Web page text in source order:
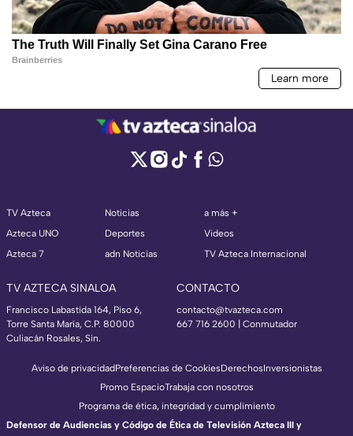
TV Azteca
Azteca UNO
Azteca 7
Noticias
Deportes
adn Noticias
a más +
Videos
TV Azteca Internacional
TV AZTECA SINALOA
Francisco Labastida 164, Piso 6,
Torre Santa María, C.P. 80000
Culiacán Rosales, Sin.
CONTACTO
contacto@tvazteca.com
667 716 2600 | Conmutador
Aviso de privacidadPreferencias de CookiesDerechosInversionistas
Promo EspacioTrabaja con nosotros
Programa de ética, integridad y cumplimiento
Defensor de Audiencias y Código de Ética de Televisión Azteca III y